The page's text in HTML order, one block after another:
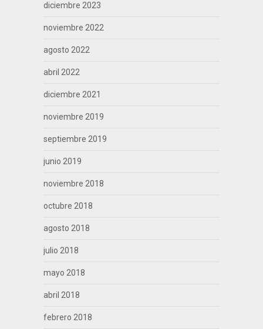
diciembre 2023
noviembre 2022
agosto 2022
abril 2022
diciembre 2021
noviembre 2019
septiembre 2019
junio 2019
noviembre 2018
octubre 2018
agosto 2018
julio 2018
mayo 2018
abril 2018
febrero 2018